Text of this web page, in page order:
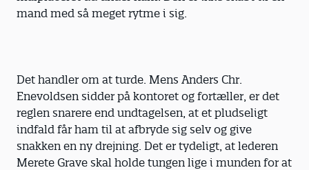
mand med så meget rytme i sig.
Det handler om at turde. Mens Anders Chr.
Enevoldsen sidder på kontoret og fortæller, er det
reglen snarere end undtagelsen, at et pludseligt
indfald får ham til at afbryde sig selv og give
snakken en ny drejning. Det er tydeligt, at lederen
Merete Grave skal holde tungen lige i munden for at